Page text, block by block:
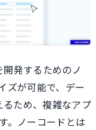
発するためのノ
ズが可能で、デー
ため、複雑なアプ
。ノーコードとは